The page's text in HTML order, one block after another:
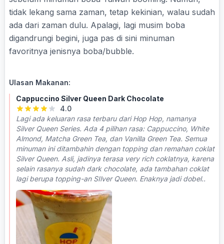
tidak lekang sama zaman, tetap kekinian, walau sudah
ada dari zaman dulu. Apalagi, lagi musim boba
digandrungi begini, juga pas di sini minuman
favoritnya jenisnya boba/bubble.
Ulasan Makanan:
Cappuccino Silver Queen Dark Chocolate
4.0
Lagi ada keluaran rasa terbaru dari Hop Hop, namanya
Silver Queen Series. Ada 4 pilihan rasa: Cappuccino, White
Almond, Matcha Green Tea, dan Vanilla Green Tea. Semua
minuman ini ditambahin dengan topping dan remahan coklat
Silver Queen. Asli, jadinya terasa very rich coklatnya, karena
selain rasanya sudah dark chocolate, ada tambahan coklat
lagi berupa topping-an SIlver Queen. Enaknya jadi dobel..